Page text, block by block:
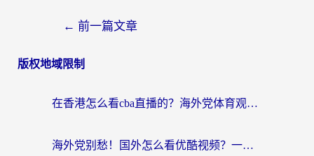
← 前一篇文章
版权地域限制
在香港怎么看cba直播的？海外党体育观赛终极指南：告别版权限制，畅享中文解说
海外党别愁！国外怎么看优酷视频？一招解决追剧、看直播难题